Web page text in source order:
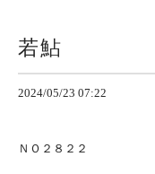
若鮎
2024/05/23 07:22
ＮＯ２８２２